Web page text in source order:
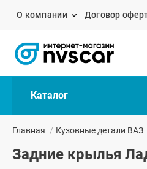
О компании Договор
Каталог
Главная / Кузовные детали ВАЗ
Задние крылья